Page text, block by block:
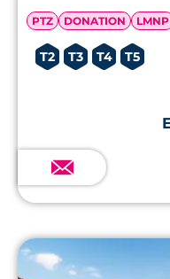
PTZ DONATION LMNP
T2 T3 T4 T5